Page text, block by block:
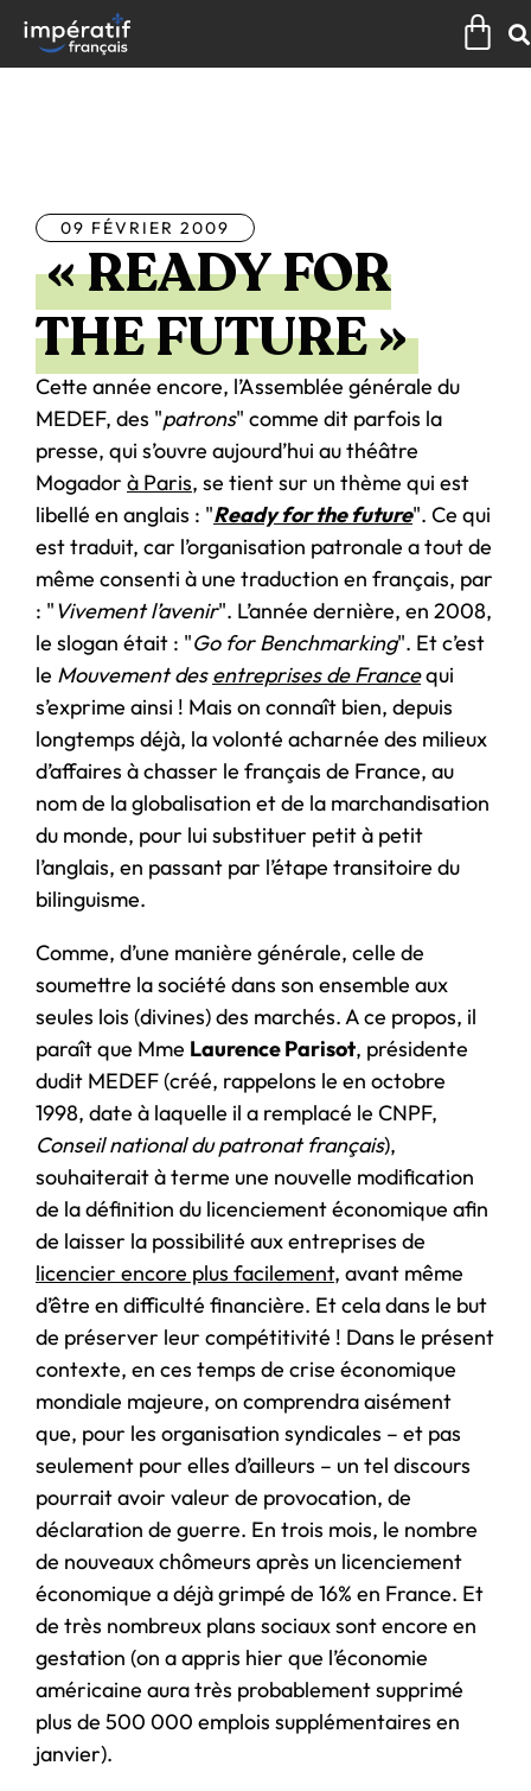
contenu
09 FÉVRIER 2009
« READY FOR
THE FUTURE »
Cette année encore, l’Assemblée générale du
MEDEF, des "patrons" comme dit parfois la
presse, qui s’ouvre aujourd’hui au théâtre
Mogador à Paris, se tient sur un thème qui est
libellé en anglais : "Ready for the future". Ce qui
est traduit, car l’organisation patronale a tout de
même consenti à une traduction en français, par
: "Vivement l’avenir". L’année dernière, en 2008,
le slogan était : "Go for Benchmarking". Et c’est
le Mouvement desentreprises de Francequi
s’exprime ainsi ! Mais on connaît bien, depuis
longtemps déjà, la volonté acharnée des milieux
d’affaires à chasser le français de France, au
nom de la globalisation et de la marchandisation
du monde, pour lui substituer petit à petit
l’anglais, en passant par l’étape transitoire du
bilinguisme.
Comme, d’une manière générale, celle de
soumettre la société dans son ensemble aux
seules lois (divines) des marchés. A ce propos, il
paraît que Mme Laurence Parisot, présidente
dudit MEDEF (créé, rappelons le en octobre
1998, date à laquelle il a remplacé le CNPF,
Conseil national du patronat français),
souhaiterait à terme une nouvelle modification
de la définition du licenciement économique afin
de laisser la possibilité aux entreprises de
licencier encore plus facilement, avant même
d’être en difficulté financière. Et cela dans le but
de préserver leur compétitivité ! Dans le présent
contexte, en ces temps de crise économique
mondiale majeure, on comprendra aisément
que, pour les organisation syndicales – et pas
seulement pour elles d’ailleurs – un tel discours
pourrait avoir valeur de provocation, de
déclaration de guerre. En trois mois, le nombre
de nouveaux chômeurs après un licenciement
économique a déjà grimpé de 16% en France. Et
de très nombreux plans sociaux sont encore en
gestation (on a appris hier que l’économie
américaine aura très probablement supprimé
plus de 500 000 emplois supplémentaires en
janvier).